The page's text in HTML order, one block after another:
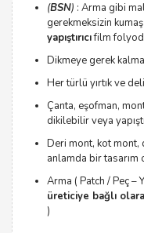
(BSN) : Arma gibi
gerekmeksizin
yapıştırıcıfilm
Dikmeye gerek
Her türlü yırtık ve
Çanta, eşofman,
dikilebilir veya
Deri mont, kot mont,
anlamda bir tasarım
Arma ( Patch / Peç –
üreticiye bağlı
)